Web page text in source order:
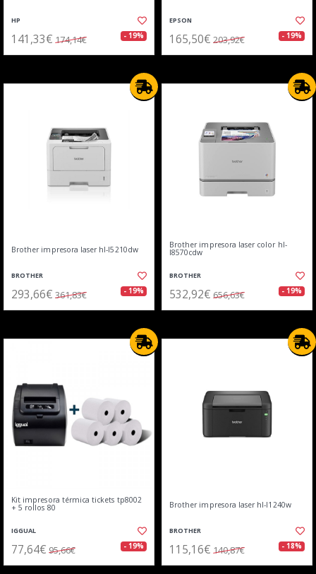
HP
141,33€ 174,14€ - 19%
EPSON
165,50€ 203,92€ - 19%
Brother impresora laser hl-l5210dw
BROTHER
293,66€ 361,83€ - 19%
Brother impresora laser color hl-
l8570cdw
BROTHER
532,92€ 656,63€ - 19%
Kit impresora térmica tickets tp8002
+ 5 rollos 80
IGGUAL
77,64€ 95,66€ - 19%
Brother impresora laser hl-l1240w
BROTHER
115,16€ 140,87€ - 18%